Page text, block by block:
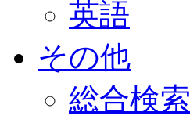
英語
その他
総合検索